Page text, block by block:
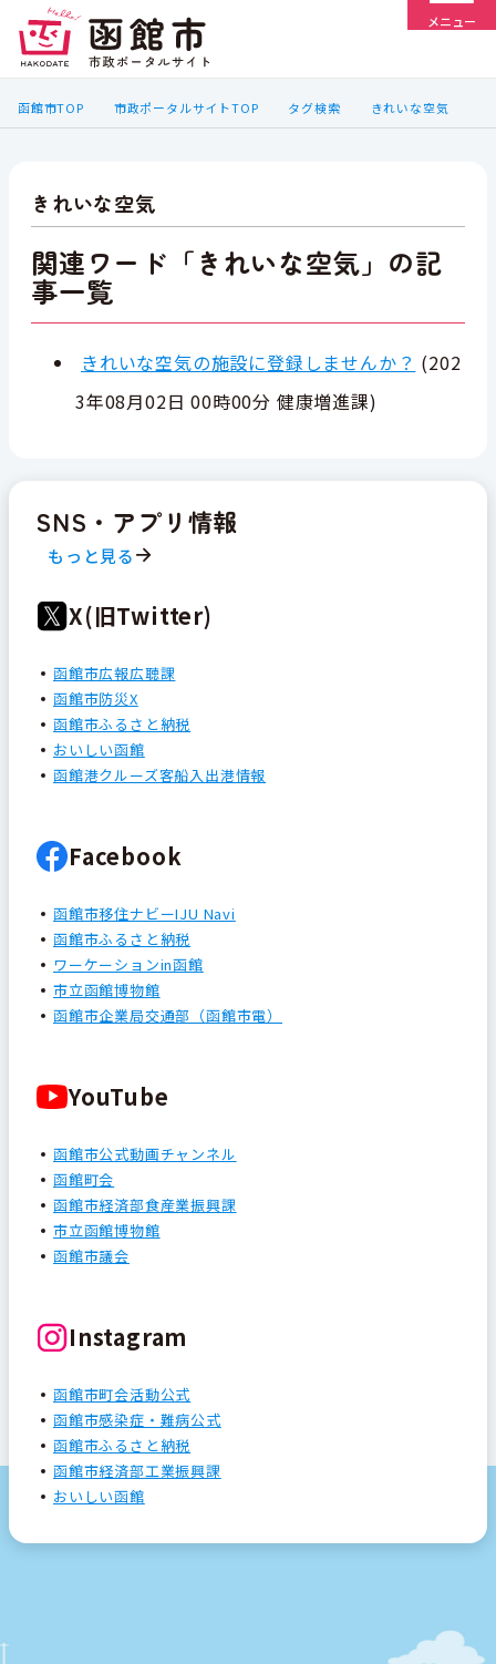
メニュー
函館市TOP 市政ポータルサイトTOP タグ検索 きれいな空気
きれいな空気
関連ワード「きれいな空気」の記
事一覧
きれいな空気の施設に登録しませんか？ (202
3年08月02日 00時00分 健康増進課)
SNS・アプリ情報
もっと見る
X(旧Twitter)
函館市広報広聴課
函館市防災X
函館市ふるさと納税
おいしい函館
函館港クルーズ客船入出港情報
Facebook
函館市移住ナビーIJU Navi
函館市ふるさと納税
ワーケーションin函館
市立函館博物館
函館市企業局交通部（函館市電）
YouTube
函館市公式動画チャンネル
函館町会
函館市経済部食産業振興課
市立函館博物館
函館市議会
Instagram
函館市町会活動公式
函館市感染症・難病公式
函館市ふるさと納税
函館市経済部工業振興課
おいしい函館